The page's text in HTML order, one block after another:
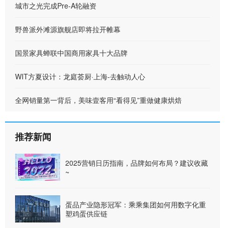
城市之光完成Pre-A轮融资
野兽派外滩源旗舰店即将拉开帷幕
国景家具蝉联中国商用家具十大品牌
WIT方夏设计：龙庭荟厨·上海-去触动人心
全网销量第一背后，美味壹客用“看得见”重做健康烘焙
推荐新闻
2025营销日历指南，品牌如何布局？建议收藏
~
蛋品产业隐形冠军：乘乘集团如何用数字化重
塑鸡蛋供应链